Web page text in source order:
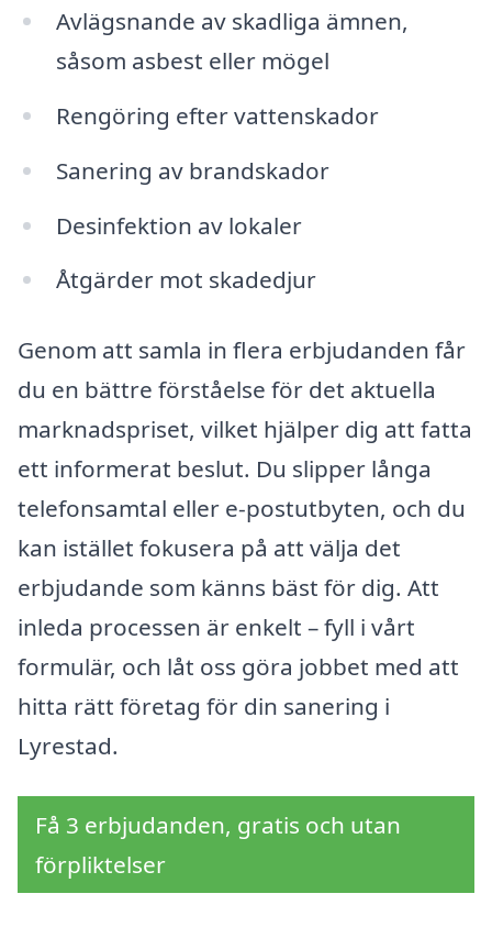
Avlägsnande av skadliga ämnen,
såsom asbest eller mögel
Rengöring efter vattenskador
Sanering av brandskador
Desinfektion av lokaler
Åtgärder mot skadedjur
Genom att samla in flera erbjudanden får
du en bättre förståelse för det aktuella
marknadspriset, vilket hjälper dig att fatta
ett informerat beslut. Du slipper långa
telefonsamtal eller e-postutbyten, och du
kan istället fokusera på att välja det
erbjudande som känns bäst för dig. Att
inleda processen är enkelt – fyll i vårt
formulär, och låt oss göra jobbet med att
hitta rätt företag för din sanering i
Lyrestad.
Få 3 erbjudanden, gratis och utan
förpliktelser